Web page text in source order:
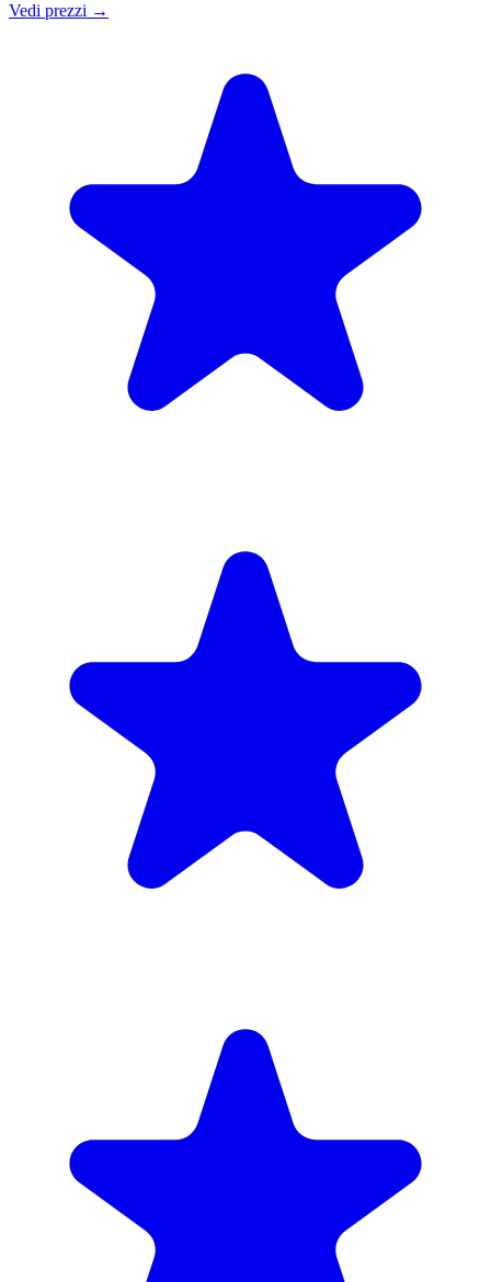
Vedi prezzi →